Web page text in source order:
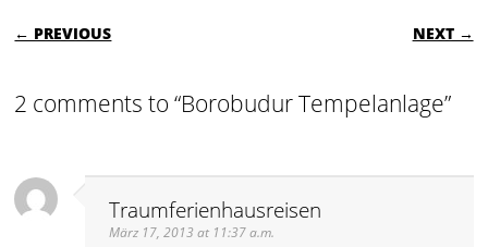
POST NAVIGATION
← PREVIOUS NEXT →
2 comments to “Borobudur Tempelanlage”
Traumferienhausreisen
März 17, 2013 at 11:37 a.m.